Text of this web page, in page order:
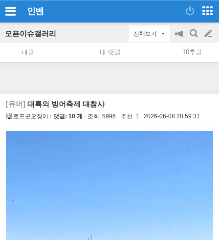
인벤
오픈이슈갤러리 전체보기
공
지
on/off
검
색
글
쓰
내글 내 댓글 10추글
[유머] 대륙의 빙어축제 대참사
로프꾼오징어 댓글: 10 개 조회: 5996 추천: 1 2026-06-08 20:59:31